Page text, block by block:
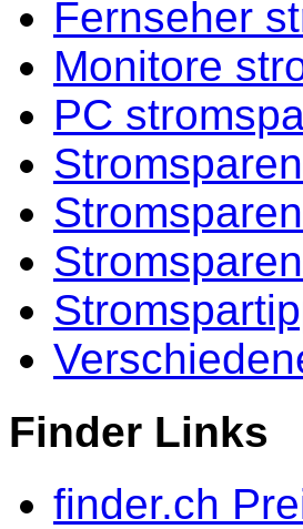
Fernseher
Monitore
PC
Finder Links
finder.ch